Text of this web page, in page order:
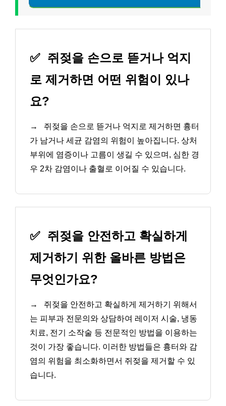
✅ 쥐젖을 손으로 뜯거나 억지
로 제거하면 어떤 위험이 있나
요?
→
쥐젖을 손으로 뜯거나 억지로 제거하면 흉터
가 남거나 세균 감염의 위험이 높아집니다. 상처
부위에 염증이나 고름이 생길 수 있으며, 심한 경
우 2차 감염이나 출혈로 이어질 수 있습니다.
✅ 쥐젖을 안전하고 확실하게
제거하기 위한 올바른 방법은
무엇인가요?
→
쥐젖을 안전하고 확실하게 제거하기 위해서
는 피부과 전문의와 상담하여 레이저 시술, 냉동
치료, 전기 소작술 등 전문적인 방법을 이용하는
것이 가장 좋습니다. 이러한 방법들은 흉터와 감
염의 위험을 최소화하면서 쥐젖을 제거할 수 있
습니다.